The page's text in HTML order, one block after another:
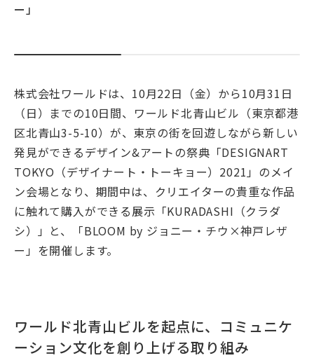
ー」
株式会社ワールドは、10月22日（金）から10月31日
（日）までの10日間、ワールド北青山ビル（東京都港
区北青山3-5-10）が、東京の街を回遊しながら新しい
発見ができるデザイン&アートの祭典「DESIGNART
TOKYO（デザイナート・トーキョー）2021」のメイ
ン会場となり、期間中は、クリエイターの貴重な作品
に触れて購入ができる展示「KURADASHI（クラダ
シ）」と、「BLOOM by ジョニー・チウ×神戸レザ
ー」を開催します。
ワールド北青山ビルを起点に、コミュニケ
ーション文化を創り上げる取り組み